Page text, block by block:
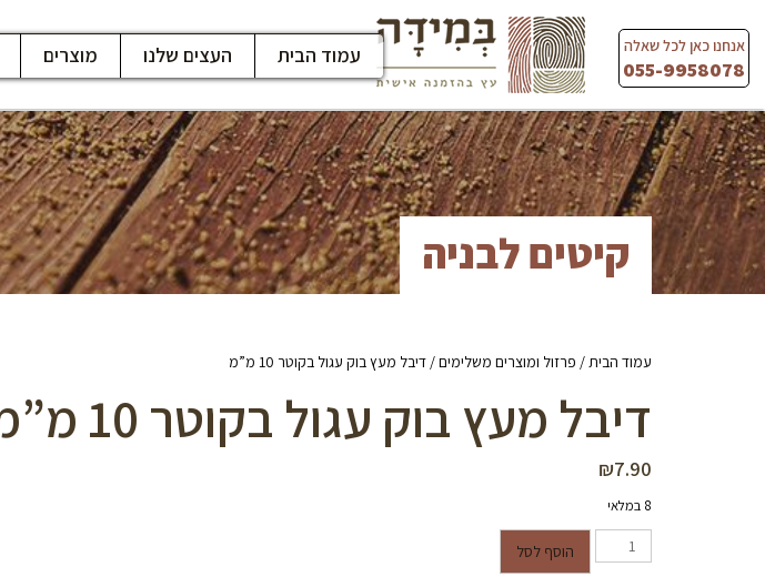
content
אנחנו כאן לכל שאלה
055-9958078
עמוד הבית העצים שלנו מוצרים
קיטים לבניה
עמוד הבית/ פרזול ומוצרים משלימים/ דיבל מעץ בוק עגול בקוטר 10 מ”מ
דיבל מעץ בוק עגול בקוטר 10 מ”מ
₪7.90
8 במלאי
כמות של דיבל מעץ בוק עגול בקוטר 10 מ"מ
הוסף לסל